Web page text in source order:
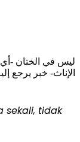
ليس في الختان -أي
الإناث- خبر يرجع
sekali, tidak